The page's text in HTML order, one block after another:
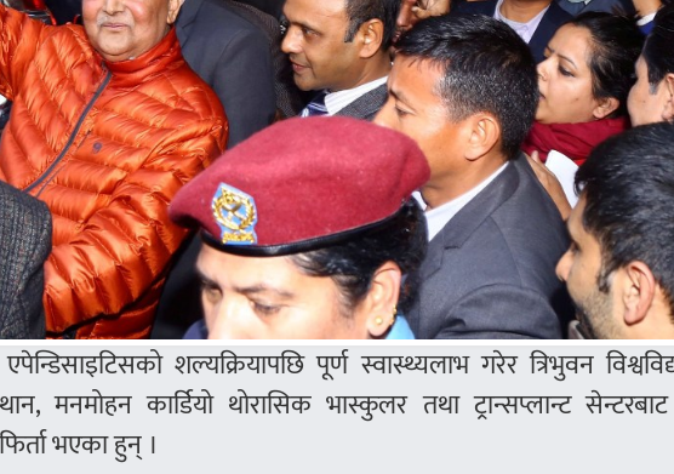
शल्यक्रियापछि पूर्ण स्वास्थ्यलाभ गरेर त्रिभुवन
मनमोहन कार्डियो थोरासिक भास्कुलर तथा ट्रान्सप्लान्ट
भएका हुन् ।